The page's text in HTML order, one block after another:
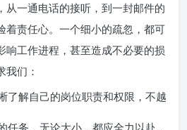
从一通电话的接听，到一封邮件的
着责任心。一个细小的疏忽，都可
响工作进程，甚至造成不必要的损
我们：
了解自己的岗位职责和权限，不越
任务，无论大小，都应全力以赴，